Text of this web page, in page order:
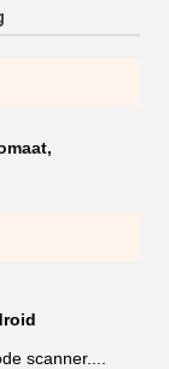
,
scanner....